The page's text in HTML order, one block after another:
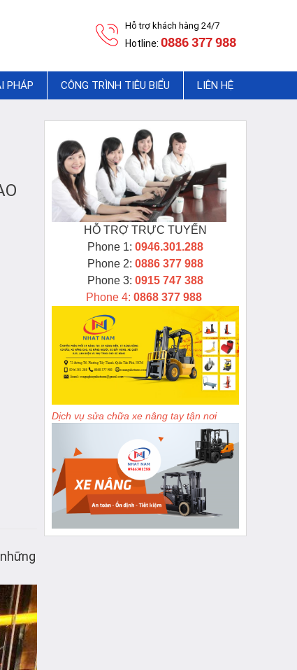
Hỗ trợ khách hàng 24/7
Hotline: 0886 377 988
PHÁP CÔNG TRÌNH TIÊU BIỂU LIÊN HỆ
HỖ TRỢ TRỰC TUYẾN
Phone 1: 0946.301.288
Phone 2: 0886 377 988
Phone 3: 0915 747 388
Phone 4: 0868 377 988
Dịch vụ sửa chữa xe nâng tay tận nơi